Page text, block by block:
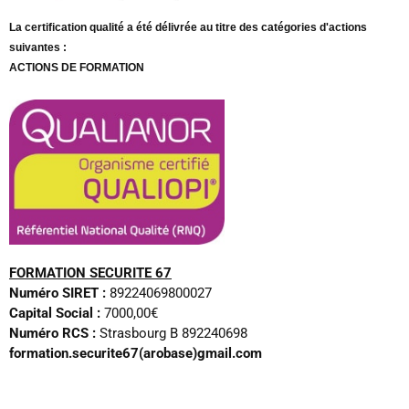
m
La certification qualité a été délivrée au titre des catégories d'actions
suivantes :
ACTIONS DE FORMATION
FORMATION SECURITE 67
Numéro SIRET : 89224069800027
Capital Social : 7000,00€
Numéro RCS : Strasbourg B 892240698
formation.securite67(arobase)gmail.com